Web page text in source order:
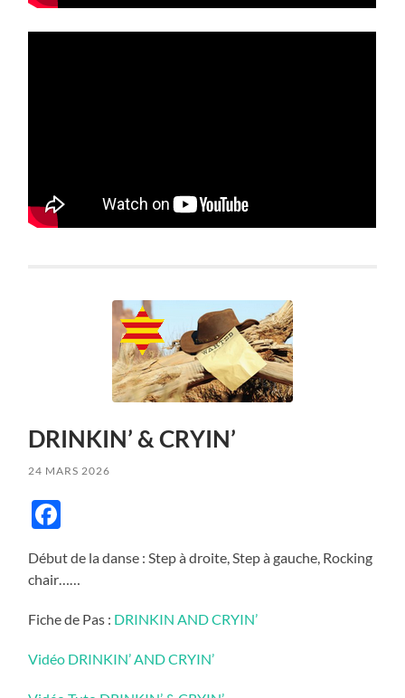
DRINKIN’ & CRYIN’
24 MARS 2026
Début de la danse : Step à droite, Step à gauche, Rocking
chair……
Fiche de Pas : DRINKIN AND CRYIN’
Vidéo DRINKIN’ AND CRYIN’